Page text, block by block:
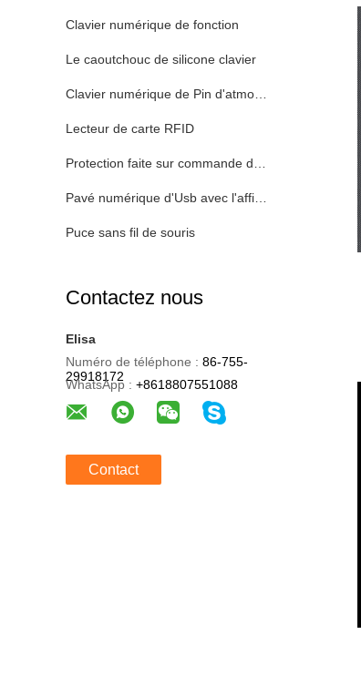
Clavier numérique de fonction
Le caoutchouc de silicone clavier
Clavier numérique de Pin d'atmosphère
Lecteur de carte RFID
Protection faite sur commande de clavier
Pavé numérique d'Usb avec l'affichage
Puce sans fil de souris
Contactez nous
Elisa
Numéro de téléphone : 86-755-
29918172
WhatsApp : +8618807551088
Contact